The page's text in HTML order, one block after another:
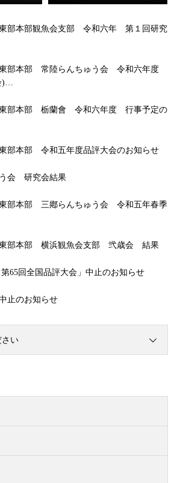
部本部観魚会支部 令和六年 第１回研究
部本部 常陸らんちゅう会 令和六年度
部本部 栃蘭會 令和六年度 行事予定の
部本部 令和五年度品評大会のお知らせ
う会 研究会結果
部本部 三鄕らんちゅう会 令和五年春季
部本部 横浜観魚会支部 弐歳会 結果
第65回全国品評大会」中止のお知らせ
止のお知らせ
さい